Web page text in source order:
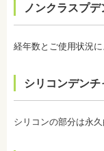
新潟大学医歯
・歯科で行う
す。歯の厚
に起こるとい
続けていくこ
ノンクラスプ
経年数とご使用状況に
シリコンデンチ
シリコンの部分は永久